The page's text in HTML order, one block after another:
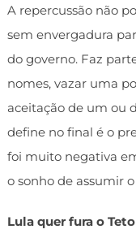
A repercussão não
sem envergadura
do governo. Faz
nomes, vazar uma
aceitação de um ou
define no final é o
foi muito negativa
o sonho de assumir
Lula quer fura o